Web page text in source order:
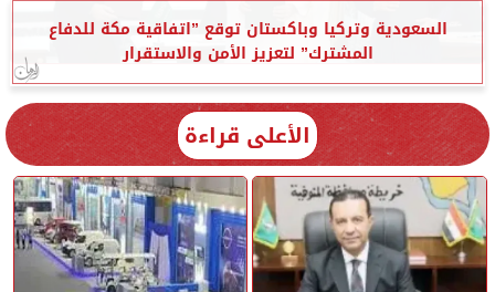
السعودية وتركيا وباكستان توقع ”اتفاقية مكة للدفاع
المشترك” لتعزيز الأمن والاستقرار
الأعلى قراءة